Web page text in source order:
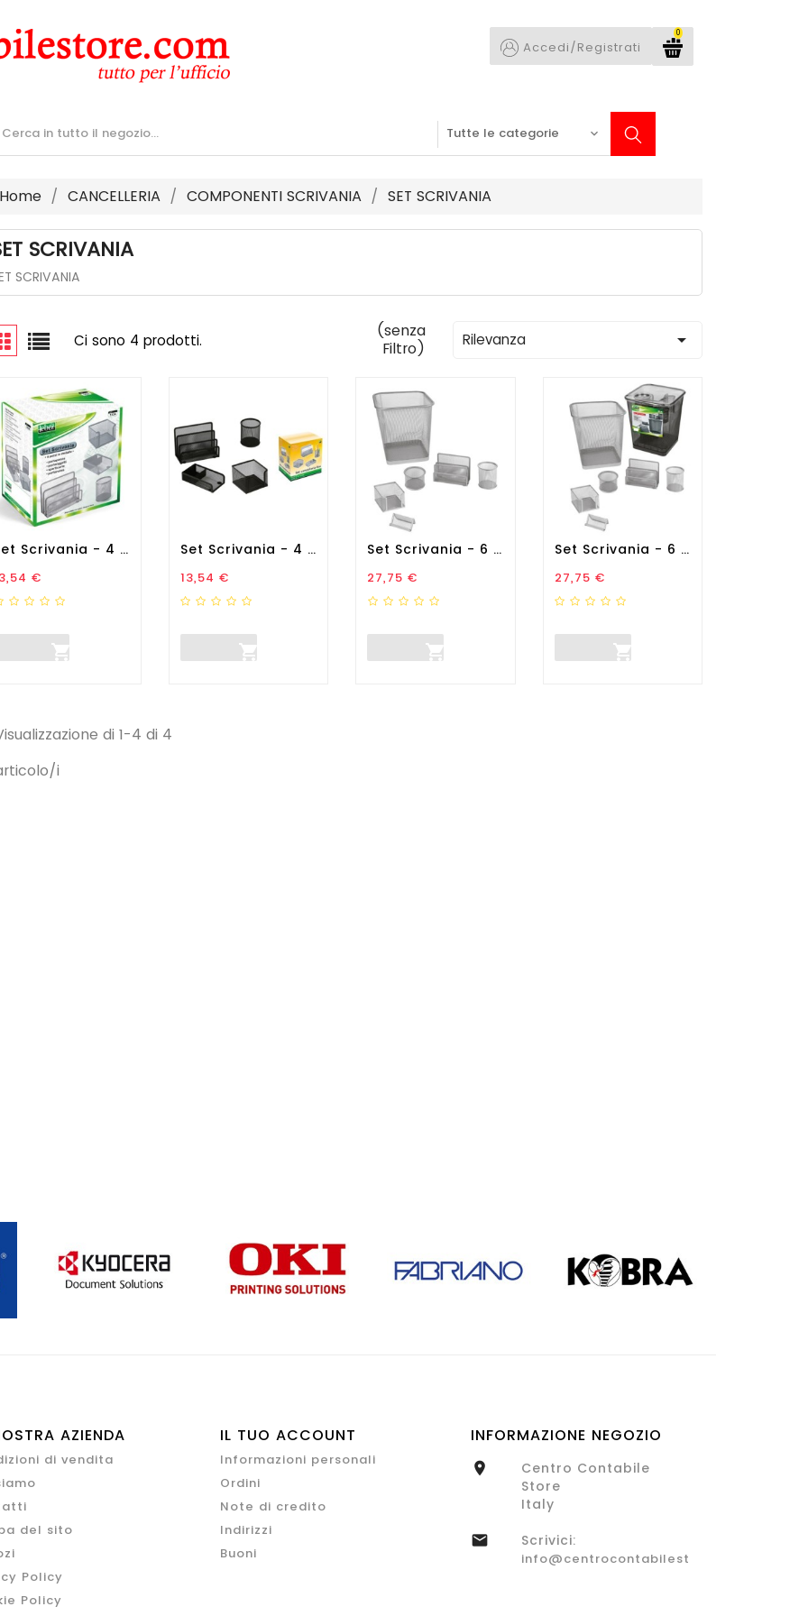
0
Accedi/Registrati
Home CANCELLERIA COMPONENTI SCRIVANIA SET SCRIVANIA
SCRIVANIA
SCRIVANIA
Ci sono 4 prodotti.
(senza
Filtro)
Rilevanza 
Set Scrivania - 4 Accessori...
€

Set Scrivania - 4 Accessori...
Prezzo
13,54 €

Set Scrivania - 6 Accessori...
Prezzo
27,75 €

Set Scrivania - 6 Accessori...
Prezzo
27,75 €

di 1-4 di 4
i
AZIENDA
di vendita
del sito
Policy
Policy
IL TUO ACCOUNT
Informazioni personali
Ordini
Note di credito
Indirizzi
Buoni
INFORMAZIONE NEGOZIO

Centro Contabile
Store
Italy
 Scrivici:
info@centrocontabilestore.com